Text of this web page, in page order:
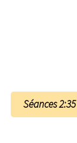
Séances 2:35